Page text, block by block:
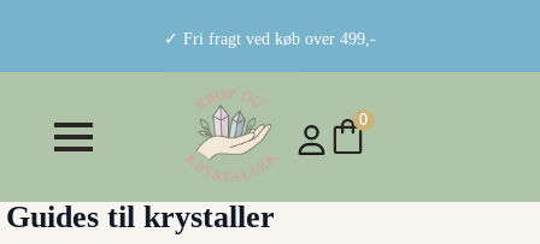
✓ Fri fragt ved køb over 499,-
0
Guides til krystaller